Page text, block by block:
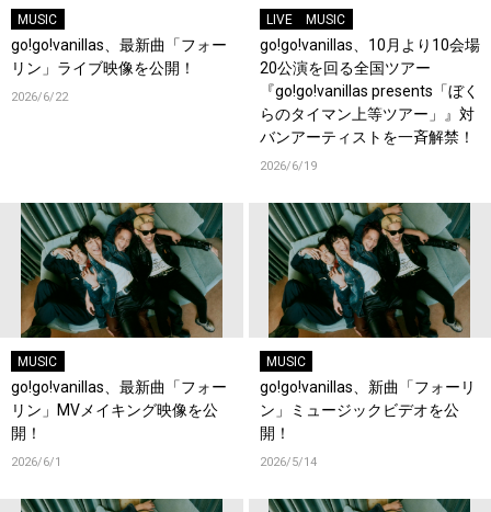
MUSIC
go!go!vanillas、最新曲「フォー
リン」ライブ映像を公開！
2026/6/22
LIVE MUSIC
go!go!vanillas、10月より10会場
20公演を回る全国ツアー
『go!go!vanillas presents「ぼく
らのタイマン上等ツアー」』対
バンアーティストを一斉解禁！
2026/6/19
MUSIC
go!go!vanillas、最新曲「フォー
リン」MVメイキング映像を公
開！
2026/6/1
MUSIC
go!go!vanillas、新曲「フォーリ
ン」ミュージックビデオを公
開！
2026/5/14